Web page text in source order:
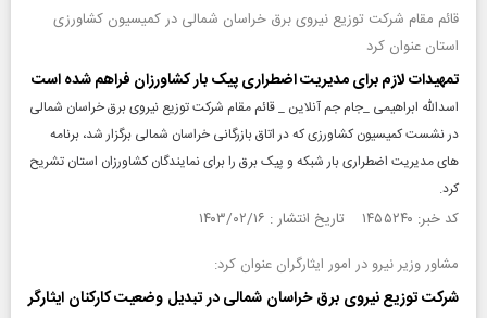
قائم مقام شرکت توزیع نیروی برق خراسان شمالی در کمیسیون کشاورزی
استان عنوان کرد
تمهیدات لازم برای مدیریت اضطراری پیک بار کشاورزان فراهم شده است
اسدالله ابراهیمی _جام جم آنلاین _ قائم مقام شرکت توزیع نیروی برق خراسان شمالی
در نشست کمیسیون کشاورزی که در اتاق بازرگانی خراسان شمالی برگزار شد، برنامه
های مدیریت اضطراری بار شبکه و پیک برق را برای نمایندگان کشاورزان استان تشریح
کرد.
کد خبر: ۱۴۵۵۲۴۰ تاریخ انتشار : ۱۴۰۳/۰۲/۱۶
مشاور وزیر نیرو در امور ایثارگران عنوان کرد:
شرکت توزیع نیروی برق خراسان شمالی در تبدیل وضعیت کارکنان ایثارگر